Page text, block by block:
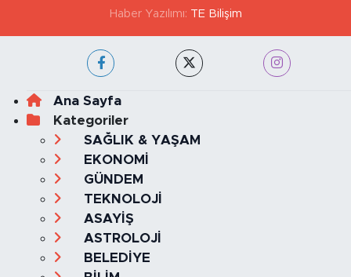
Haber Yazılımı: TE Bilişim
Ana Sayfa
Kategoriler
SAĞLIK & YAŞAM
EKONOMİ
GÜNDEM
TEKNOLOJİ
ASAYİŞ
ASTROLOJİ
BELEDİYE